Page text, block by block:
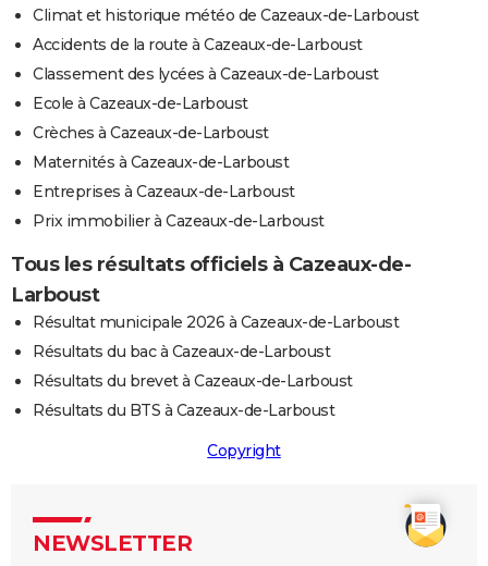
Climat et historique météo de Cazeaux-de-Larboust
Accidents de la route à Cazeaux-de-Larboust
Classement des lycées à Cazeaux-de-Larboust
Ecole à Cazeaux-de-Larboust
Crèches à Cazeaux-de-Larboust
Maternités à Cazeaux-de-Larboust
Entreprises à Cazeaux-de-Larboust
Prix immobilier à Cazeaux-de-Larboust
Tous les résultats officiels à Cazeaux-de-
Larboust
Résultat municipale 2026 à Cazeaux-de-Larboust
Résultats du bac à Cazeaux-de-Larboust
Résultats du brevet à Cazeaux-de-Larboust
Résultats du BTS à Cazeaux-de-Larboust
Copyright
NEWSLETTER